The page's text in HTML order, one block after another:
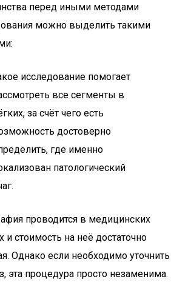
перед иными методами
можно выделить такими
исследование помогает
все сегменты в
за счёт чего есть
достоверно
где именно
патологический
проводится в медицинских
и стоимость на неё достаточно
Однако если необходимо уточнить
эта процедура просто незаменима.